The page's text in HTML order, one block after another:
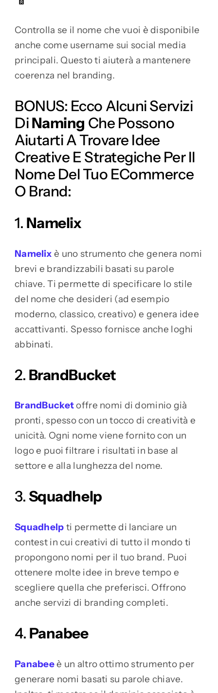
Controlla se il nome che vuoi è disponibile
anche come username sui social media
principali. Questo ti aiuterà a mantenere
coerenza nel branding.
BONUS: Ecco Alcuni Servizi
DiNaming Che Possono
Aiutarti A Trovare Idee
Creative E Strategiche Per Il
Nome Del Tuo ECommerce
O Brand:
1. Namelix
Namelix è uno strumento che genera nomi
brevi e brandizzabili basati su parole
chiave. Ti permette di specificare lo stile
del nome che desideri (ad esempio
moderno, classico, creativo) e genera idee
accattivanti. Spesso fornisce anche loghi
abbinati.
2. BrandBucket
BrandBucketoffre nomi di dominio già
pronti, spesso con un tocco di creatività e
unicità. Ogni nome viene fornito con un
logo e puoi filtrare i risultati in base al
settore e alla lunghezza del nome.
3.Squadhelp
Squadhelp ti permette di lanciare un
contest in cui creativi di tutto il mondo ti
propongono nomi per il tuo brand. Puoi
ottenere molte idee in breve tempo e
scegliere quella che preferisci. Offrono
anche servizi di branding completi.
4. Panabee
Panabeeè un altro ottimo strumento per
generare nomi basati su parole chiave.